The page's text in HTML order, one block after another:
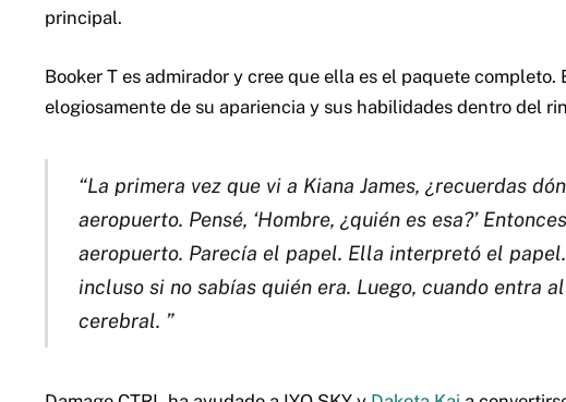
principal.
Booker T es admirador y cree que ella es el paquete
elogiosamente de su apariencia y sus habilidades dentro del
“La primera vez que vi a Kiana James, ¿recuerdas
aeropuerto. Pensé, ‘Hombre, ¿quién es esa?’
aeropuerto. Parecía el papel. Ella interpretó el
incluso si no sabías quién era. Luego, cuando entra
cerebral. ”